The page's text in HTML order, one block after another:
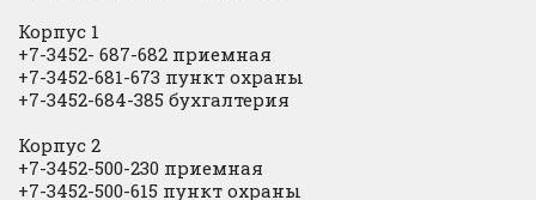
Корпус 1
+7-3452- 687-682 приемная
+7-3452-681-673 пункт охраны
+7-3452-684-385 бухгалтерия
Корпус 2
+7-3452-500-230 приемная
+7-3452-500-615 пункт охраны